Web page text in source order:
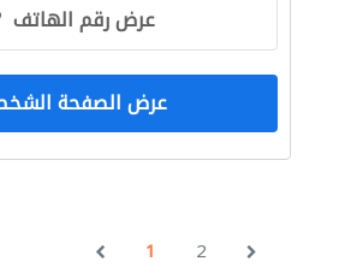
عرض رقم الهاتف
عرض الصفحة
1 2